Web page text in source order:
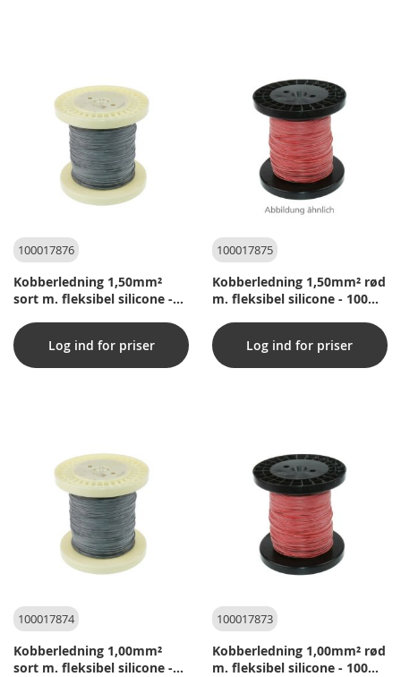
100017876
Kobberledning 1,50mm²
sort m. fleksibel silicone -
Log ind for priser
100017875
Kobberledning 1,50mm² rød
m. fleksibel silicone - 100m
Log ind for priser
100017874
Kobberledning 1,00mm²
sort m. fleksibel silicone -
100017873
Kobberledning 1,00mm² rød
m. fleksibel silicone - 100m